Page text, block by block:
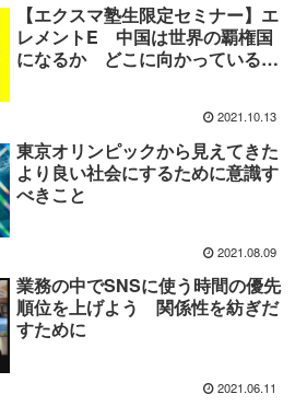
【エクスマ塾生限定セミナー】エ
レメントE 中国は世界の覇権国
になるか どこに向かっているの
2021.10.13
東京オリンピックから見えてきた
より良い社会にするために意識す
べきこと
2021.08.09
業務の中でSNSに使う時間の優先
順位を上げよう 関係性を紡ぎだ
すために
2021.06.11